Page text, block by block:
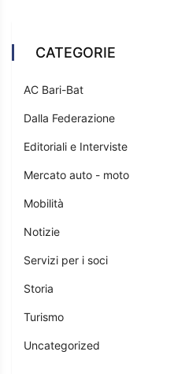
CATEGORIE
AC Bari-Bat
Dalla Federazione
Editoriali e Interviste
Mercato auto - moto
Mobilità
Notizie
Servizi per i soci
Storia
Turismo
Uncategorized